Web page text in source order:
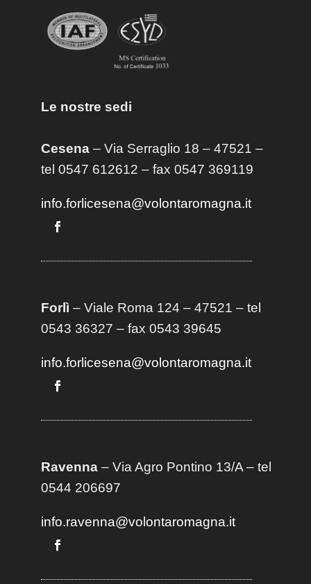
Le nostre sedi
Cesena– Via Serraglio 18 – 47521 –
tel 0547 612612 – fax 0547 369119
info.forlicesena@volontaromagna.it
Forlì – Viale Roma 124 – 47521 – tel
0543 36327 – fax 0543 39645
info.forlicesena@volontaromagna.it
Ravenna– Via Agro Pontino 13/A– tel
0544 206697
info.ravenna@volontaromagna.it